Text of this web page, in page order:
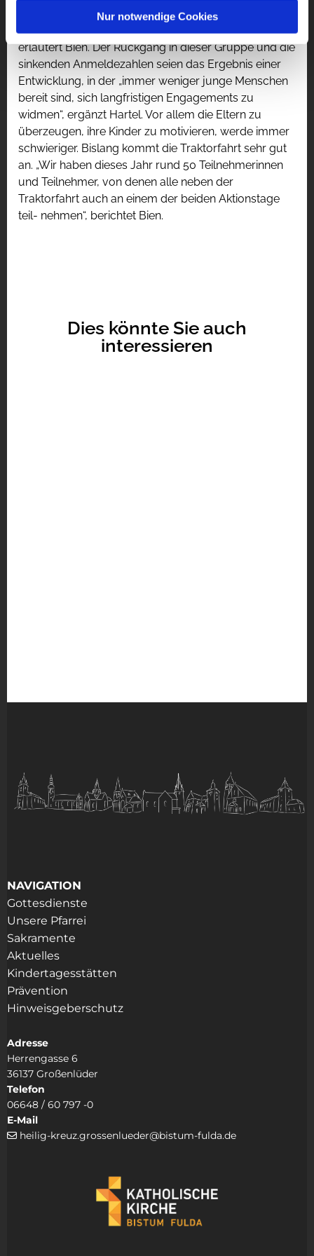
Nur notwendige Cookies
gen habe, waren wir noch an die 100 Ministrantinnen
und Ministranten. Das ist deutlich weniger geworden“,
erläutert Bien. Der Rückgang in dieser Gruppe und die
sinkenden Anmeldezahlen seien das Ergebnis einer
Entwicklung, in der „immer weniger junge Menschen
bereit sind, sich langfristigen Engagements zu
widmen“, ergänzt Hartel. Vor allem die Eltern zu
überzeugen, ihre Kinder zu motivieren, werde immer
schwieriger. Bislang kommt die Traktorfahrt sehr gut
an. „Wir haben dieses Jahr rund 50 Teilnehmerinnen
und Teilnehmer, von denen alle neben der
Traktorfahrt auch an einem der beiden Aktionstage
teil- nehmen“, berichtet Bien.
Dies könnte Sie auch
interessieren
NAVIGATION
Gottesdienste
Unsere Pfarrei
Sakramente
Aktuelles
Kindertagesstätten
Prävention
Hinweisgeberschutz
Adresse
Herrengasse 6
36137 Großenlüder
Telefon
06648 / 60 797 -0
E-Mail
 heilig-kreuz.grossenlueder@bistum-fulda.de